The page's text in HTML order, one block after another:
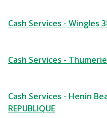
Cash Services - Wingles 38
Cash Services -
Cash Services - Henin
REPUBLIQUE